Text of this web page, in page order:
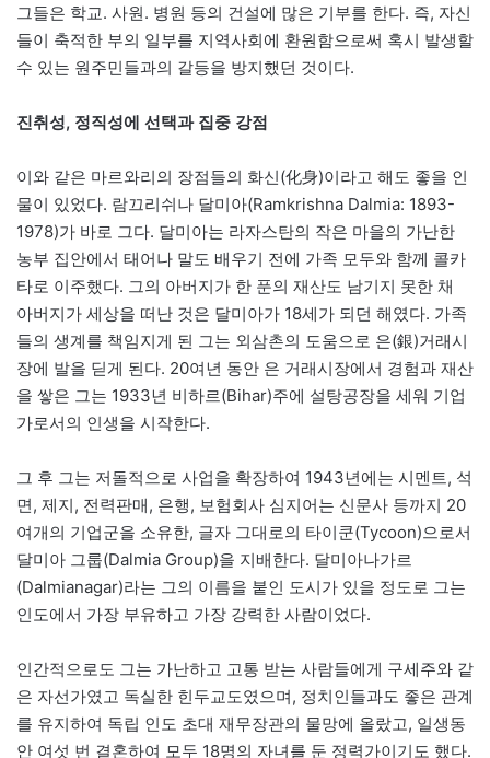
그들은 학교. 사원. 병원 등의 건설에 많은 기부를 한다. 즉, 자신
들이 축적한 부의 일부를 지역사회에 환원함으로써 혹시 발생할
수 있는 원주민들과의 갈등을 방지했던 것이다.
진취성, 정직성에 선택과 집중 강점
이와 같은 마르와리의 장점들의 화신(化身)이라고 해도 좋을 인
물이 있었다. 람끄리쉬나 달미아(Ramkrishna Dalmia: 1893-
1978)가 바로 그다. 달미아는 라자스탄의 작은 마을의 가난한
농부 집안에서 태어나 말도 배우기 전에 가족 모두와 함께 콜카
타로 이주했다. 그의 아버지가 한 푼의 재산도 남기지 못한 채
아버지가 세상을 떠난 것은 달미아가 18세가 되던 해였다. 가족
들의 생계를 책임지게 된 그는 외삼촌의 도움으로 은(銀)거래시
장에 발을 딛게 된다. 20여년 동안 은 거래시장에서 경험과 재산
을 쌓은 그는 1933년 비하르(Bihar)주에 설탕공장을 세워 기업
가로서의 인생을 시작한다.
그 후 그는 저돌적으로 사업을 확장하여 1943년에는 시멘트, 석
면, 제지, 전력판매, 은행, 보험회사 심지어는 신문사 등까지 20
여개의 기업군을 소유한, 글자 그대로의 타이쿤(Tycoon)으로서
달미아 그룹(Dalmia Group)을 지배한다. 달미아나가르
(Dalmianagar)라는 그의 이름을 붙인 도시가 있을 정도로 그는
인도에서 가장 부유하고 가장 강력한 사람이었다.
인간적으로도 그는 가난하고 고통 받는 사람들에게 구세주와 같
은 자선가였고 독실한 힌두교도였으며, 정치인들과도 좋은 관계
를 유지하여 독립 인도 초대 재무장관의 물망에 올랐고, 일생동
안 여섯 번 결혼하여 모두 18명의 자녀를 둔 정력가이기도 했다.